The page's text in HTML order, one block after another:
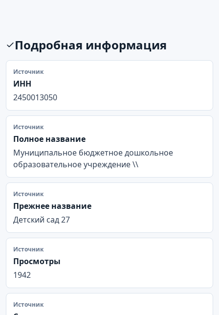
Подробная информация
Источник
ИНН
2450013050
Источник
Полное название
Муниципальное бюджетное дошкольное
образовательное учреждение \\
Источник
Прежнее название
Детский сад 27
Источник
Просмотры
1942
Источник